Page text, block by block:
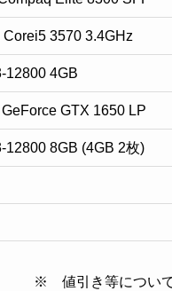
Corei5 3570 3.4GHz
12800 4GB
GeForce GTX 1650 LP
12800 8GB (4GB 2枚)
※ 値引き等について